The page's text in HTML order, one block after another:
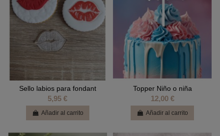
Sello labios para fondant
5,95 €
Añadir al carrito
Topper Niño o niña
12,00 €
Añadir al carrito